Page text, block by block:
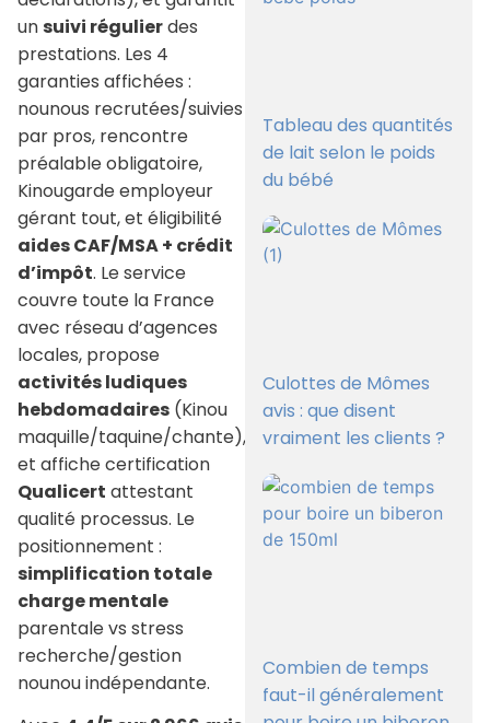
un suivi régulierdes
prestations. Les 4
garanties affichées :
nounous recrutées/suivies
par pros, rencontre
préalable obligatoire,
Kinougarde employeur
gérant tout, et éligibilité
aides CAF/MSA + crédit
d’impôt. Le service
couvre toute la France
avec réseau d’agences
locales, propose
activités ludiques
hebdomadaires (Kinou
maquille/taquine/chante),
et affiche certification
Qualicert attestant
qualité processus. Le
positionnement :
simplification totale
charge mentale
parentale vs stress
recherche/gestion
nounou indépendante.
Tableau des quantités
de lait selon le poids
du bébé
Culottes de Mômes
avis : que disent
vraiment les clients ?
Combien de temps
faut-il généralement